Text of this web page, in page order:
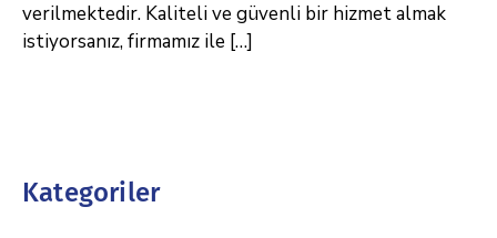
verilmektedir. Kaliteli ve güvenli bir hizmet almak
istiyorsanız, firmamız ile […]
Kategoriler